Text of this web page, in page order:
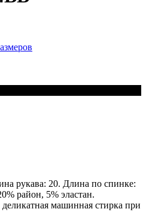
рукава: 20. Длина по спинке:
район, 5% эластан.
машинная стирка при